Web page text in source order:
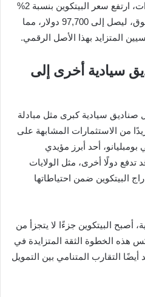
وبالنظر إلى تأثير هذه الاستثمارات، ارتفع سعر البيتكوين بنسبة 2%
بعد إعلان مبادلة عن دخولها السوق، ليصل إلى 97,700 دولار، مما
المتزايد بهذا الأصل الرقمي.
سيادية أخرى إلى
صناديق سيادية كبرى مثل مبادلة
من الاستثمارات المشابهة على
أحد أبرز مؤيدي
تدفع دولًا أخرى، مثل الولايات
البيتكوين ضمن احتياطاتها
أصبح البيتكوين جزءًا لا يتجزأ من
هذه الخطوة الثقة المتزايدة في
التقارب المتنامي بين التمويل